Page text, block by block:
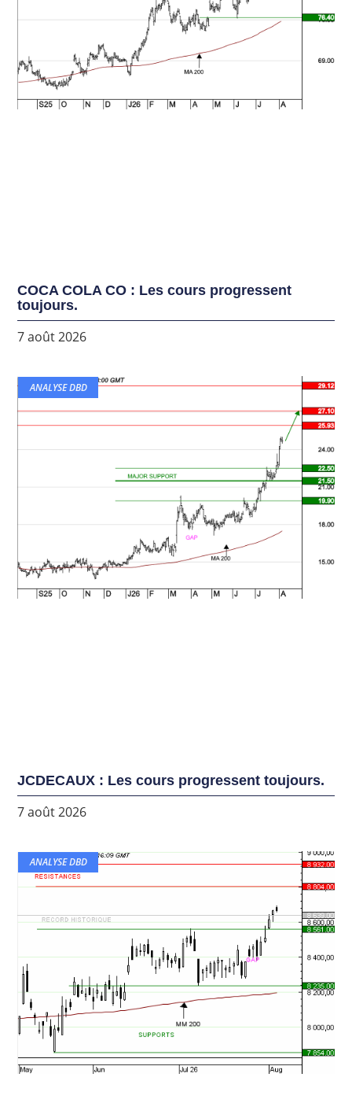
COCA COLA CO : Les cours progressent
toujours.
7 août 2026
ANALYSE DBD
JCDECAUX : Les cours progressent toujours.
7 août 2026
ANALYSE DBD